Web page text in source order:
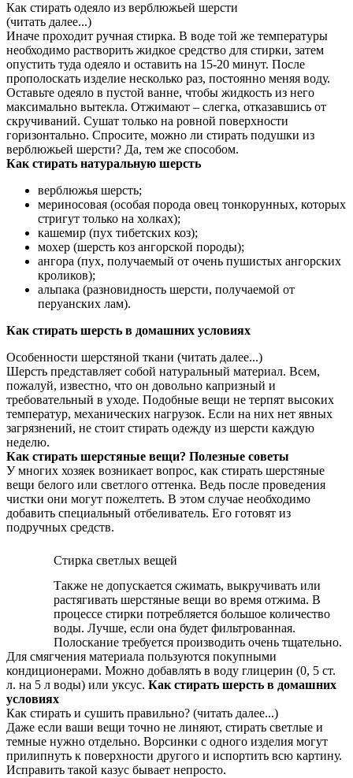
Как стирать одеяло из верблюжьей шерсти
(читать далее...)
Иначе проходит ручная стирка. В воде той же температуры
необходимо растворить жидкое средство для стирки, затем
опустить туда одеяло и оставить на 15-20 минут. После
прополоскать изделие несколько раз, постоянно меняя воду.
Оставьте одеяло в пустой ванне, чтобы жидкость из него
максимально вытекла. Отжимают – слегка, отказавшись от
скручиваний. Сушат только на ровной поверхности
горизонтально. Спросите, можно ли стирать подушки из
верблюжьей шерсти? Да, тем же способом.
Как стирать натуральную шерсть
верблюжья шерсть;
мериносовая (особая порода овец тонкорунных, которых
стригут только на холках);
кашемир (пух тибетских коз);
мохер (шерсть коз ангорской породы);
ангора (пух, получаемый от очень пушистых ангорских
кроликов);
альпака (разновидность шерсти, получаемой от
перуанских лам).
Как стирать шерсть в домашних условиях
Особенности шерстяной ткани (читать далее...)
Шерсть представляет собой натуральный материал. Всем,
пожалуй, известно, что он довольно капризный и
требовательный в уходе. Подобные вещи не терпят высоких
температур, механических нагрузок. Если на них нет явных
загрязнений, не стоит стирать одежду из шерсти каждую
неделю.
Как стирать шерстяные вещи? Полезные советы
У многих хозяек возникает вопрос, как стирать шерстяные
вещи белого или светлого оттенка. Ведь после проведения
чистки они могут пожелтеть. В этом случае необходимо
добавить специальный отбеливатель. Его готовят из
подручных средств.
Стирка светлых вещей
Также не допускается сжимать, выкручивать или
растягивать шерстяные вещи во время отжима. В
процессе стирки потребляется большое количество
воды. Лучше, если она будет фильтрованная.
Полоскание требуется производить очень тщательно.
Для смягчения материала пользуются покупными
кондиционерами. Можно добавлять в воду глицерин (0, 5 ст.
л. на 5 л воды) или уксус. Как стирать шерсть в домашних
условиях
Как стирать и сушить правильно? (читать далее...)
Даже если ваши вещи точно не линяют, стирать светлые и
темные нужно отдельно. Ворсинки с одного изделия могут
прилипнуть к поверхности другого и испортить всю картину.
Исправить такой казус бывает непросто.